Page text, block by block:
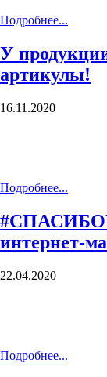
Подробнее...
У
артикулы!
16.11.2020
Подробнее...
интернет-
22.04.2020
Подробнее...